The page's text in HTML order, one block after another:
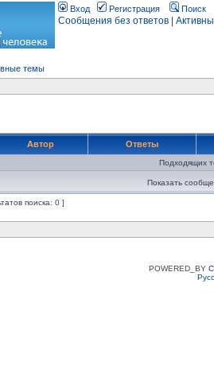
Вход Регистрация Поиск
Сообщения без ответов
темы
Автор Ответы
Подходящих
Показать
поиска: 0 ]
POWERED_BY